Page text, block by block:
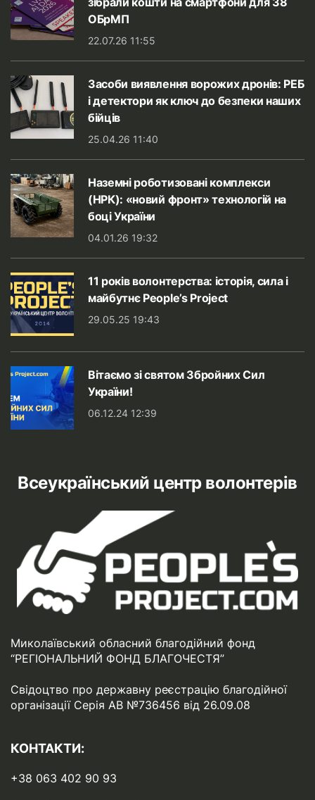
ОБрМП
22.07.26 11:55
Засоби виявлення ворожих дронів: РЕБ
і детектори як ключ до безпеки наших
бійців
25.04.26 11:40
Наземні роботизовані комплекси
(НРК): «новий фронт» технологій на
боці України
04.01.26 19:32
11 років волонтерства: історія, сила і
майбутнє People’s Project
29.05.25 19:43
Вітаємо зі святом Збройних Сил
України!
06.12.24 12:39
Всеукраїнський центр волонтерів
Миколаївський обласний благодійний фонд
“РЕГІОНАЛЬНИЙ ФОНД БЛАГОЧЕСТЯ”
Свідоцтво про державну реєстрацію благодійної
організації Серія АВ №736456 від 26.09.08
КОНТАКТИ:
+38 063 402 90 93